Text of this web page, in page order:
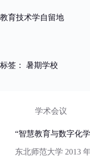
过
教育技术学自留地
标签： 暑期学校
学术会议
“智慧教育与数字化
东北师范大学 2013